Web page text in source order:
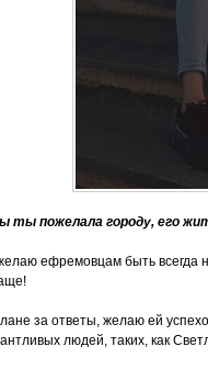
ты пожелала городу, его
ефремовцам быть всегда
за ответы, желаю ей
людей, таких, как